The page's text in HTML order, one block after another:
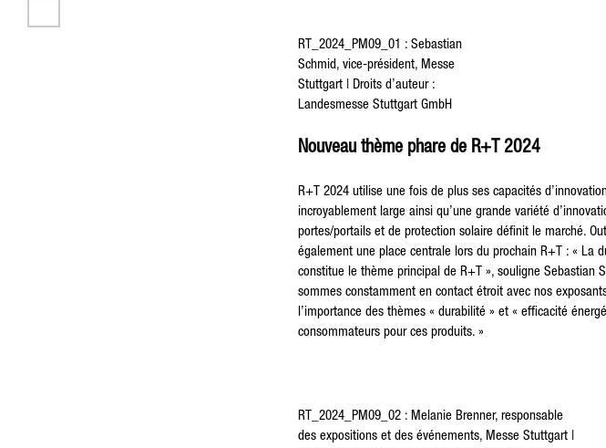
RT_2024_PM09_01 : Sebastian
Schmid, vice-président, Messe
Stuttgart | Droits d’auteur :
Landesmesse Stuttgart GmbH
Nouveau thème phare de R+T 2024
R+T 2024 utilise une fois de plus ses capacités
incroyablement large ainsi qu’une grande variété
portes/portails et de protection solaire définit le marché.
également une place centrale lors du prochain R+T : « La
constitue le thème principal de R+T », souligne Sebastian
sommes constamment en contact étroit avec nos
l’importance des thèmes « durabilité » et « efficacité
consommateurs pour ces produits. »
RT_2024_PM09_02 : Melanie Brenner, responsable
des expositions et des événements, Messe Stuttgart |